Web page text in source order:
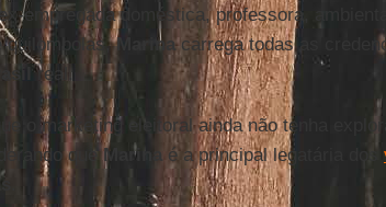
empregada doméstica, professora,
quilombolas,Marinacarrega todas as
real.
o marketing eleitoral ainda não tenha
queMarinaé a principal legatária dos